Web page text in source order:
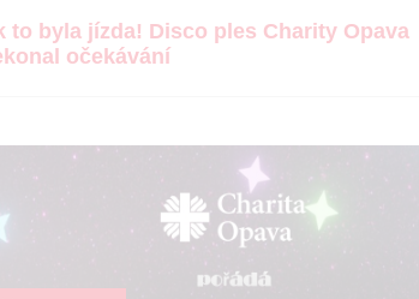
to byla jízda! Disco ples Charity Opava
očekávání